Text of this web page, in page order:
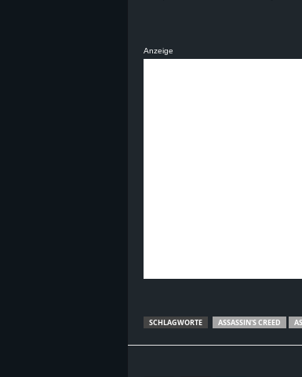
Anzeige
SCHLAGWORTE ASSASSIN'S CREED